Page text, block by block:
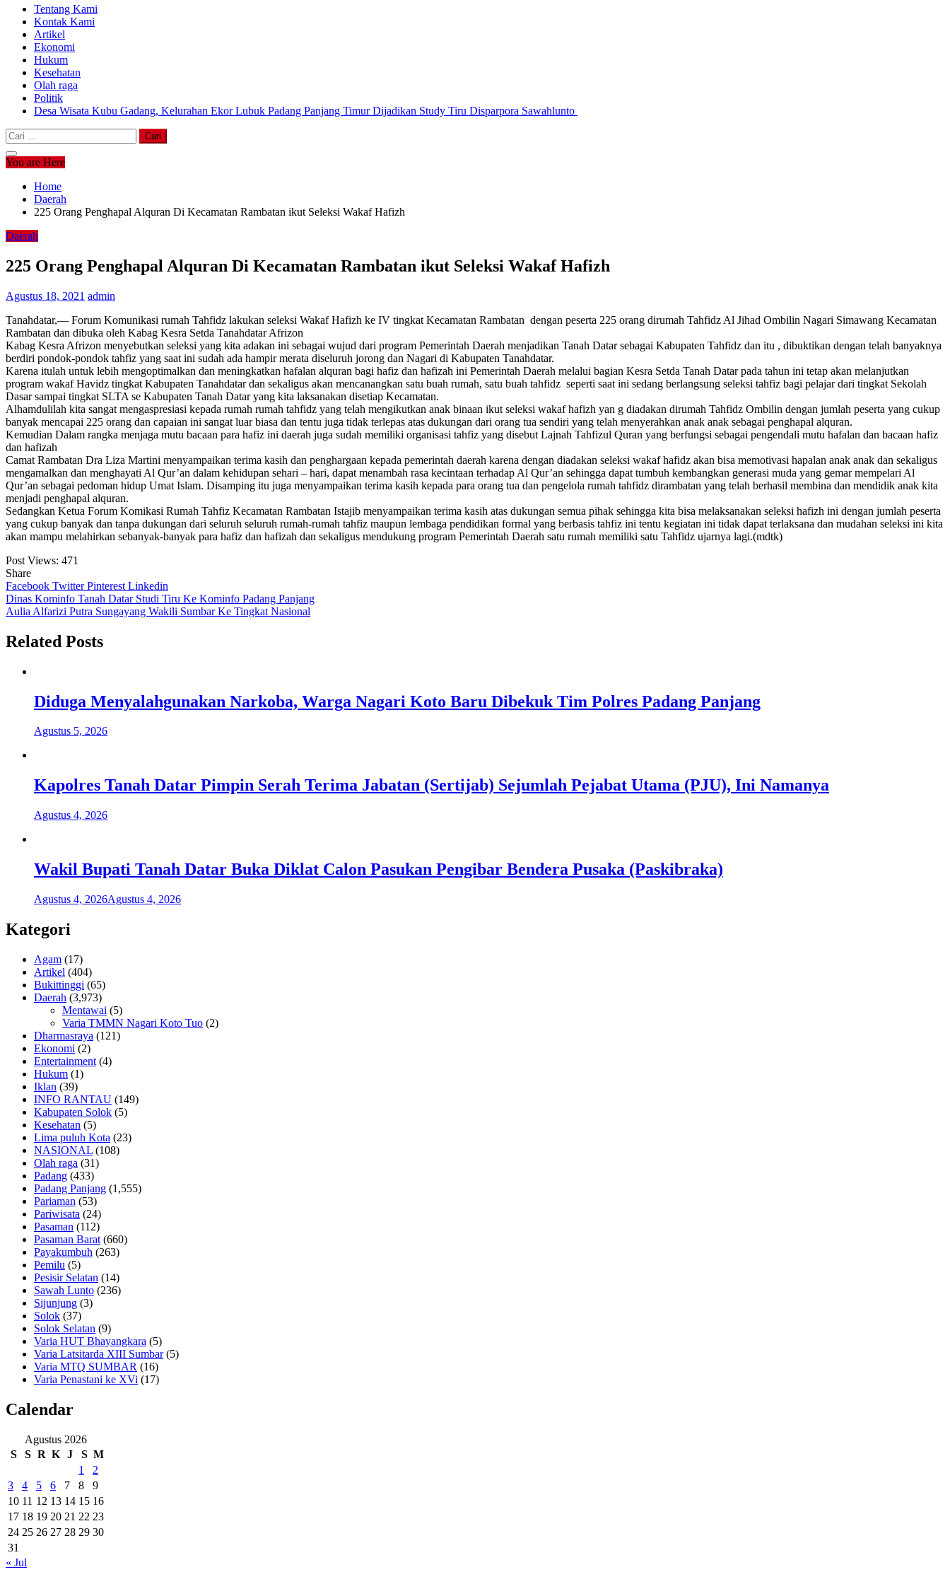
Tentang Kami
Kontak Kami
Artikel
Ekonomi
Hukum
Kesehatan
Olah raga
Politik
Desa Wisata Kubu Gadang, Kelurahan Ekor Lubuk Padang Panjang Timur Dijadikan Study Tiru Disparpora Sawahlunto
Cari
untuk:
You are Here
Home
Daerah
225 Orang Penghapal Alquran Di Kecamatan Rambatan ikut Seleksi Wakaf Hafizh
Daerah
225 Orang Penghapal Alquran Di Kecamatan Rambatan ikut Seleksi Wakaf Hafizh
Agustus 18, 2021 admin
Tanahdatar,— Forum Komunikasi rumah Tahfidz lakukan seleksi Wakaf Hafizh ke IV tingkat Kecamatan Rambatan dengan peserta 225 orang dirumah Tahfidz Al Jihad Ombilin Nagari Simawang Kecamatan
Rambatan dan dibuka oleh Kabag Kesra Setda Tanahdatar Afrizon
Kabag Kesra Afrizon menyebutkan seleksi yang kita adakan ini sebagai wujud dari program Pemerintah Daerah menjadikan Tanah Datar sebagai Kabupaten Tahfidz dan itu , dibuktikan dengan telah banyaknya
berdiri pondok-pondok tahfiz yang saat ini sudah ada hampir merata diseluruh jorong dan Nagari di Kabupaten Tanahdatar.
Karena itulah untuk lebih mengoptimalkan dan meningkatkan hafalan alquran bagi hafiz dan hafizah ini Pemerintah Daerah melalui bagian Kesra Setda Tanah Datar pada tahun ini tetap akan melanjutkan
program wakaf Havidz tingkat Kabupaten Tanahdatar dan sekaligus akan mencanangkan satu buah rumah, satu buah tahfidz seperti saat ini sedang berlangsung seleksi tahfiz bagi pelajar dari tingkat Sekolah
Dasar sampai tingkat SLTA se Kabupaten Tanah Datar yang kita laksanakan disetiap Kecamatan.
Alhamdulilah kita sangat mengaspresiasi kepada rumah rumah tahfidz yang telah mengikutkan anak binaan ikut seleksi wakaf hafizh yan g diadakan dirumah Tahfidz Ombilin dengan jumlah peserta yang cukup
banyak mencapai 225 orang dan capaian ini sangat luar biasa dan tentu juga tidak terlepas atas dukungan dari orang tua sendiri yang telah menyerahkan anak anak sebagai penghapal alquran.
Kemudian Dalam rangka menjaga mutu bacaan para hafiz ini daerah juga sudah memiliki organisasi tahfiz yang disebut Lajnah Tahfizul Quran yang berfungsi sebagai pengendali mutu hafalan dan bacaan hafiz
dan hafizah
Camat Rambatan Dra Liza Martini menyampaikan terima kasih dan penghargaan kepada pemerintah daerah karena dengan diadakan seleksi wakaf hafidz akan bisa memotivasi hapalan anak anak dan sekaligus
mengamalkan dan menghayati Al Qur’an dalam kehidupan sehari – hari, dapat menambah rasa kecintaan terhadap Al Qur’an sehingga dapat tumbuh kembangkan generasi muda yang gemar mempelari Al
Qur’an sebagai pedoman hidup Umat Islam. Disamping itu juga menyampaikan terima kasih kepada para orang tua dan pengelola rumah tahfidz dirambatan yang telah berhasil membina dan mendidik anak kita
menjadi penghapal alquran.
Sedangkan Ketua Forum Komikasi Rumah Tahfiz Kecamatan Rambatan Istajib menyampaikan terima kasih atas dukungan semua pihak sehingga kita bisa melaksanakan seleksi hafizh ini dengan jumlah peserta
yang cukup banyak dan tanpa dukungan dari seluruh seluruh rumah-rumah tahfiz maupun lembaga pendidikan formal yang berbasis tahfiz ini tentu kegiatan ini tidak dapat terlaksana dan mudahan seleksi ini kita
akan mampu melahirkan sebanyak-banyak para hafiz dan hafizah dan sekaligus mendukung program Pemerintah Daerah satu rumah memiliki satu Tahfidz ujarnya lagi.(mdtk)
Post Views: 471
Share
Facebook TwitterPinterest Linkedin
Navigasi
pos
Dinas Kominfo Tanah Datar Studi Tiru Ke Kominfo Padang Panjang
Aulia Alfarizi Putra Sungayang Wakili Sumbar Ke Tingkat Nasional
Related Posts
Diduga Menyalahgunakan Narkoba, Warga Nagari Koto Baru Dibekuk Tim Polres Padang Panjang
Agustus 5, 2026
Kapolres Tanah Datar Pimpin Serah Terima Jabatan (Sertijab) Sejumlah Pejabat Utama (PJU), Ini Namanya
Agustus 4, 2026
Wakil Bupati Tanah Datar Buka Diklat Calon Pasukan Pengibar Bendera Pusaka (Paskibraka)
Agustus 4, 2026Agustus 4, 2026
Kategori
Agam (17)
Artikel (404)
Bukittinggi (65)
Daerah (3,973)
Mentawai (5)
Varia TMMN Nagari Koto Tuo (2)
Dharmasraya (121)
Ekonomi (2)
Entertainment (4)
Hukum (1)
Iklan (39)
INFO RANTAU (149)
Kabupaten Solok (5)
Kesehatan (5)
Lima puluh Kota (23)
NASIONAL (108)
Olah raga (31)
Padang (433)
Padang Panjang (1,555)
Pariaman (53)
Pariwisata (24)
Pasaman (112)
Pasaman Barat (660)
Payakumbuh (263)
Pemilu (5)
Pesisir Selatan (14)
Sawah Lunto (236)
Sijunjung (3)
Solok (37)
Solok Selatan (9)
Varia HUT Bhayangkara (5)
Varia Latsitarda XIII Sumbar(5)
Varia MTQ SUMBAR (16)
Varia Penastani ke XVi (17)
Calendar
Agustus 2026
S
S R K J S M
1
2
3
4 5 6 7 8
9
10 11 12 13 14 15 16
17 18 19 20 21 22 23
24 25 26 27 28 29 30
31
« Jul